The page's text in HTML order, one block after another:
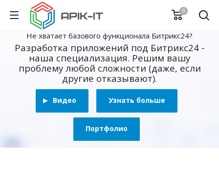
0
Не хватает базового функционала Битрикс24?
Разработка приложений под Битрикс24 -
наша специализация. Решим вашу
проблему любой сложности (даже, если
другие отказывают).
Видео Узнать больше
Портфолио